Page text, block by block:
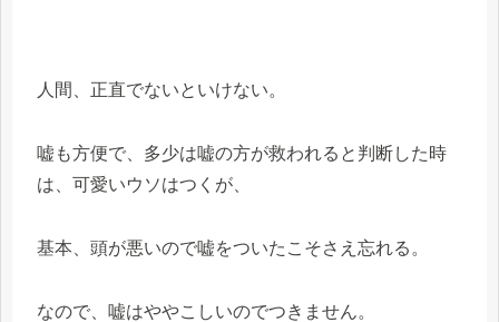
人間、正直でないといけない。
嘘も方便で、多少は嘘の方が救われると判断した時
は、可愛いウソはつくが、
基本、頭が悪いので嘘をついたこそさえ忘れる。
なので、嘘はややこしいのでつきません。